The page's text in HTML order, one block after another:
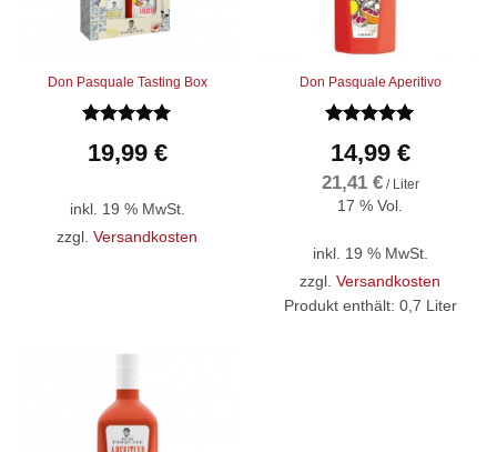
Don Pasquale Tasting Box
mit5von
19,99 €
inkl. 19 % MwSt.
zzgl. Versandkosten
Don Pasquale Aperitivo
mit5von
5
14,99 €
21,41 €/ Liter
17 % Vol.
inkl. 19 % MwSt.
zzgl. Versandkosten
Produkt enthält: 0,7 Liter